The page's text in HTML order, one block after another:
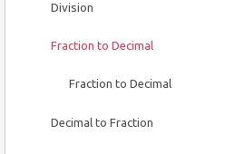
Division
Fraction to Decimal
Fraction to Decimal
Decimal to Fraction